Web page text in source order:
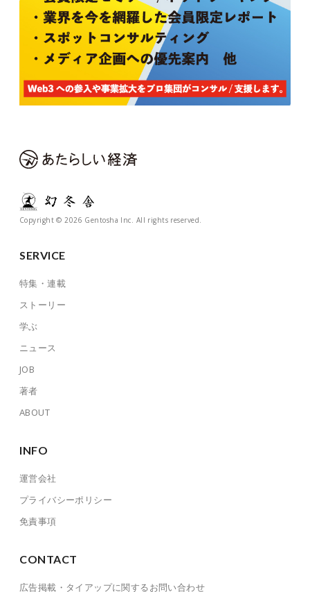
Copyright © 2026 Gentosha Inc. All rights reserved.
SERVICE
特集・連載
ストーリー
学ぶ
ニュース
JOB
著者
ABOUT
INFO
運営会社
プライバシーポリシー
免責事項
CONTACT
広告掲載・タイアップに関するお問い合わせ